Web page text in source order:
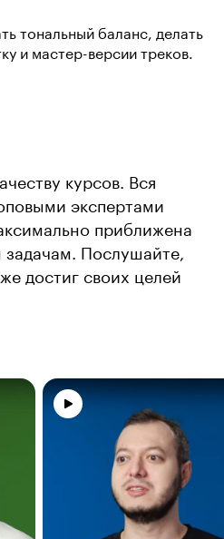
тональный баланс, делать
и мастер-версии треков.
курсов. Вся
экспертами
приближена
Послушайте,
достиг своих целей